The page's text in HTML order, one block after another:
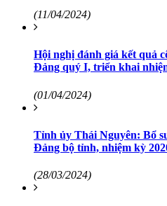
(11/04/2024)
Hội nghị đánh giá kết quả
Đảng quý I, triển khai
(01/04/2024)
Tỉnh ủy Thái Nguyên: Bổ
Đảng bộ tỉnh, nhiệm kỳ
(28/03/2024)